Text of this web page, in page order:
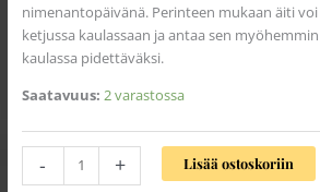
nimenantopäivänä. Perinteen mukaan äiti
ketjussa kaulassaan ja antaa sen
kaulassa pidettäväksi.
Saatavuus: 2 varastossa
- + Lisää ostoskoriin